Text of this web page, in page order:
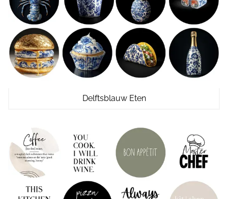
Delftsblauw Eten